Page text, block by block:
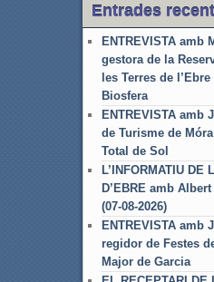
Entrades
ENTREVISTA amb
gestora de la
les Terres de
Biosfera
ENTREVISTA amb
de Turisme de
Total de Sol
L’INFORMATIU DE
D’EBRE amb
(07-08-2026)
ENTREVISTA amb
regidor de Festes
Major de Garcia